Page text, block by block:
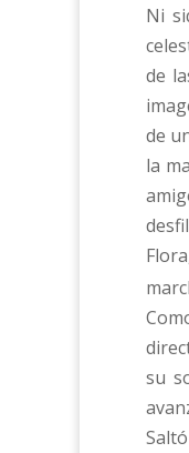
Ni
de
de
la
su